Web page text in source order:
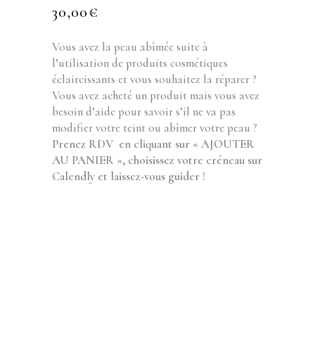
30,00€
Vous avez la peau abîmée suite à
l’utilisation de produits cosmétiques
éclaircissants et vous souhaitez la réparer ?
Vous avez acheté un produit mais vous avez
besoin d’aide pour savoir s’il ne va pas
modifier votre teint ou abîmer votre peau ?
Prenez RDV en cliquant sur « AJOUTER
AU PANIER », choisissez votre créneau sur
Calendly et laissez-vous guider !